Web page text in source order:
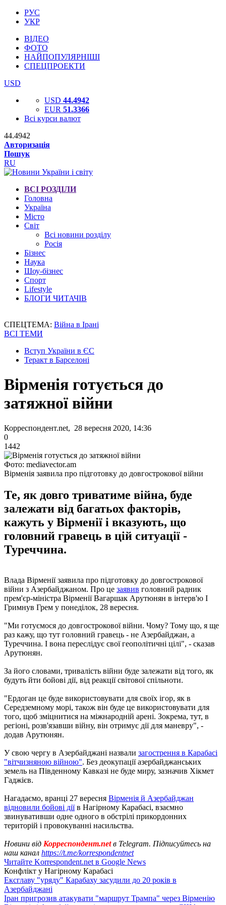
РУС
УКР
ВІДЕО
ФОТО
НАЙПОПУЛЯРНІШІ
СПЕЦПРОЕКТИ
USD
USD 44.4942
EUR 51.3366
Всі курси валют
44.4942
Авторизація
Пошук
RU
ВСІ РОЗДІЛИ
Головна
Україна
Місто
Світ
Всі новини розділу
Росія
Бізнес
Наука
Шоу-бізнес
Спорт
Lifestyle
БЛОГИ ЧИТАЧІВ
СПЕЦТЕМА: Війна в Ірані
ВСІ ТЕМИ
Вступ України в ЄС
Теракт в Барселоні
Вірменія готується до
затяжної війни
Корреспондент.net, 28 вересня 2020, 14:36
0
1442
Фото: mediavector.am
Вірменія заявила про підготовку до довгострокової війни
Те, як довго триватиме війна, буде
залежати від багатьох факторів,
кажуть у Вірменії і вказують, що
головний гравець в цій ситуації -
Туреччина.
Влада Вірменії заявила про підготовку до довгострокової
війни з Азербайджаном. Про це заявив головний радник
прем'єр-міністра Вірменії Вагаршак Арутюнян в інтерв'ю І
Гримнув Грем у понеділок, 28 вересня.
"Ми готуємося до довгострокової війни. Чому? Тому що, я ще
раз кажу, що тут головний гравець - не Азербайджан, а
Туреччина. І вона переслідує свої геополітичні цілі", - сказав
Арутюнян.
За його словами, тривалість війни буде залежати від того, як
будуть йти бойові дії, від реакції світової спільноти.
"Ердоган це буде використовувати для своїх ігор, як в
Середземному морі, також він буде це використовувати для
того, щоб зміцнитися на міжнародній арені. Зокрема, тут, в
регіоні, розв'язавши війну, він отримує дії для маневру", -
додав Арутюнян.
У свою чергу в Азербайджані назвали загострення в Карабасі
"вітчизняною війною". Без деокупації азербайджанських
земель на Південному Кавказі не буде миру, зазначив Хікмет
Гаджієв.
Нагадаємо, вранці 27 вересня Вірменія й Азербайджан
відновили бойові діїв Нагірному Карабасі, взаємно
звинувативши одне одного в обстрілі прикордонних
територій і провокуванні насильства.
Новини від Корреспондент.netв Telegram. Підписуйтесь на
наш канал https://t.me/korrespondentnet
Читайте Korrespondent.net в Google News
Конфлікт у Нагірному Карабасі
Ексглаву "уряду" Карабаху засудили до 20 років в
Азербайджані
Іран пригрозив атакувати "маршрут Трампа" через Вірменію